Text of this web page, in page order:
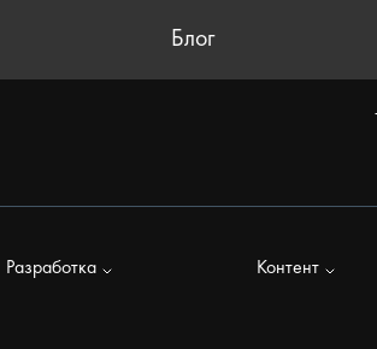
Блог
Разработка Контент